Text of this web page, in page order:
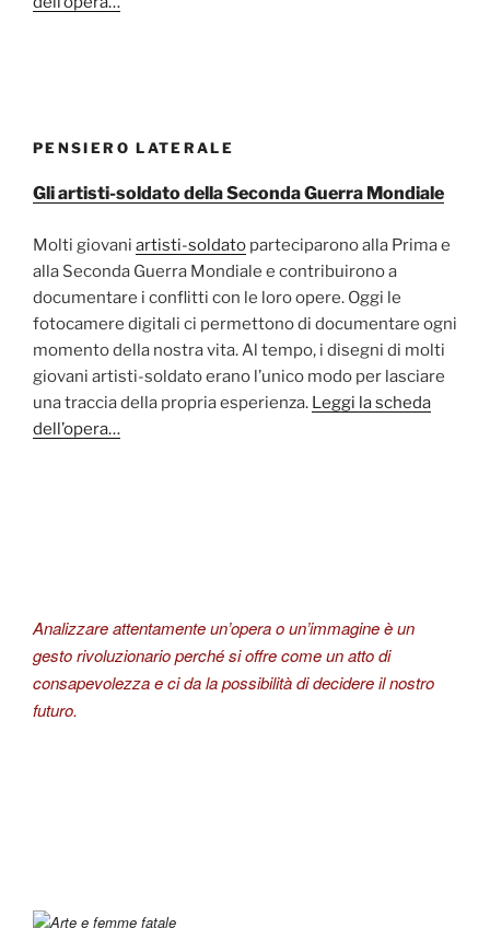
PENSIERO LATERALE
Gli artisti-soldato della Seconda Guerra Mondiale
Molti giovani artisti-soldato parteciparono alla Prima e
alla Seconda Guerra Mondiale e contribuirono a
documentare i conflitti con le loro opere. Oggi le
fotocamere digitali ci permettono di documentare ogni
momento della nostra vita. Al tempo, i disegni di molti
giovani artisti-soldato erano l’unico modo per lasciare
una traccia della propria esperienza. Leggi la scheda
dell’opera…
Analizzare attentamente un’opera o un’immagine è un
gesto rivoluzionario perché si offre come un atto di
consapevolezza e ci da la possibilità di decidere il nostro
futuro.